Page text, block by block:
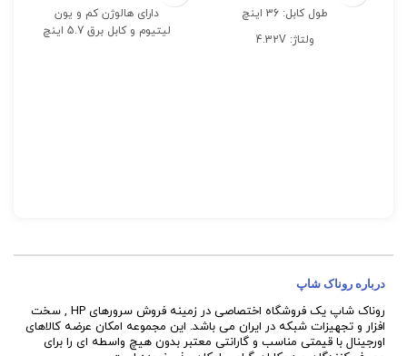
طول کابل: 36 اینچ
ولتاژ: 4.32V
دارای هالوژن کم و یون
لیتیوم و کابل برق 5.7 اینچ
درباره روناک شاپ
روناک شاپ یک فروشگاه اختصاصی در زمینه فروش سرورهای HP , سخت
افزار و تجهیزات شبکه در ایران می باشد. این مجموعه امکان عرضه کالاهای
اورجینال با قیمتی مناسب و گارانتی معتبر بدون هیچ واسطه ای را برای